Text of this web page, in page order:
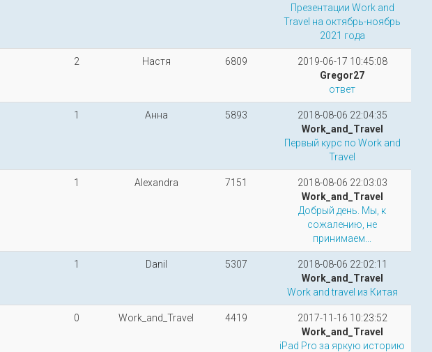
Презентации Work and
Travel на октябрь-ноябрь
2021 года
2 Настя 6809
2019-06-17 10:45:08
Gregor27
ответ
1 Анна 5893
2018-08-06 22:04:35
Work_and_Travel
Первый курс по Work and
Travel
1 Alexandra 7151
2018-08-06 22:03:03
Work_and_Travel
Добрый день. Мы, к
сожалению, не
принимаем...
1 Danil 5307
2018-08-06 22:02:11
Work_and_Travel
Work and travel из Китая
0 Work_and_Travel 4419
2017-11-16 10:23:52
Work_and_Travel
iPad Pro за яркую историю